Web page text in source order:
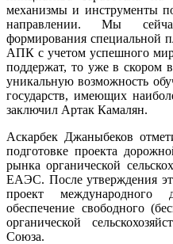
механизмы и инструменты
направлении. Мы
формирования специальной
АПК с учетом успешного
поддержат, то уже в скором
уникальную возможность
государств, имеющих
заключил Артак Камалян.
Аскарбек Джаныбеков
подготовке проекта
рынка органической
ЕАЭС. После утверждения
проект международного
обеспечение свободного
органической
Союза.